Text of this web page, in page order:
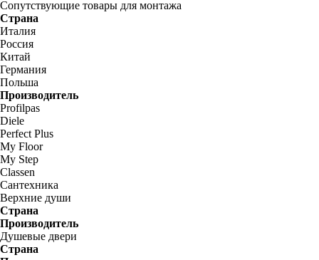
Сопутствующие товары для монтажа
Страна
Италия
Россия
Китай
Германия
Польша
Производитель
Profilpas
Diele
Perfect Plus
My Floor
My Step
Classen
Сантехника
Верхние души
Страна
Производитель
Душевые двери
Страна